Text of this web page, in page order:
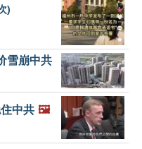
)
雪崩中共
中共 🖼️